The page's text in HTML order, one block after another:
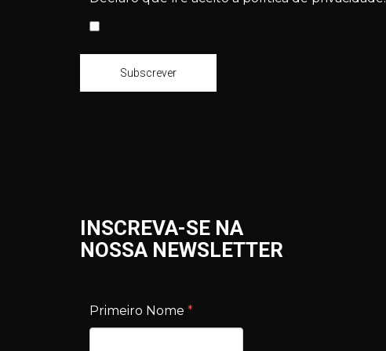
Subscrever
INSCREVA-SE NA
NOSSA NEWSLETTER
Primeiro Nome *